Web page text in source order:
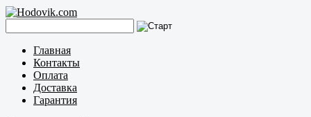
Главная
Контакты
Оплата
Доставка
Гарантия